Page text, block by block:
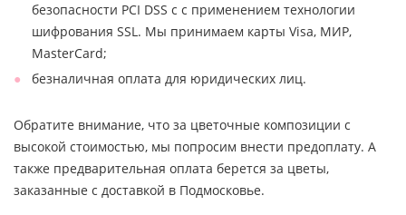
безопасности PCI DSS с с применением технологии
шифрования SSL. Мы принимаем карты Visa, МИР,
MasterCard;
безналичная оплата для юридических лиц.
Обратите внимание, что за цветочные композиции с
высокой стоимостью, мы попросим внести предоплату. А
также предварительная оплата берется за цветы,
заказанные с доставкой в Подмосковье.